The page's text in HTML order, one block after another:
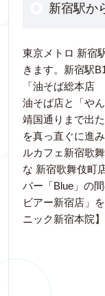
新宿駅か
東京メトロ 新宿
きます。新宿駅
「油そば総本店
油そば店と「や
靖国通りまで出
を真っ直ぐに進
ルカフェ新宿歌
な 新宿歌舞伎町
バー「Blue」の
ビアー新宿店」
ニック新宿本院